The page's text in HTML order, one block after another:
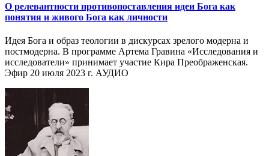
О релевантности противопоставления идеи Бога как
понятия и живого Бога как личности
Идея Бога и образ теологии в дискурсах зрелого модерна и
постмодерна. В программе Артема Гравина «Исследования и
исследователи» принимает участие Кира Преображенская.
Эфир 20 июля 2023 г. АУДИО